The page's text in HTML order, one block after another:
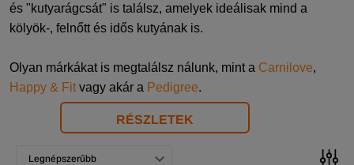
RÉSZLETEK
és "kutyarágcsát" is találsz, amelyek ideálisak mind a
kölyök-, felnőtt és idős kutyának is.
Olyan márkákat is megtalálsz nálunk, mint a Carnilove,
Happy & Fit vagy akár a Pedigree.
Legnépszerűbb